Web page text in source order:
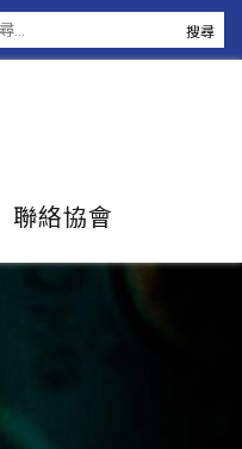
聯絡協會